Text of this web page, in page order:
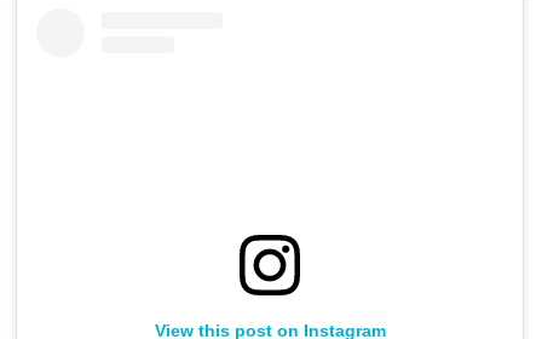
View this post on Instagram